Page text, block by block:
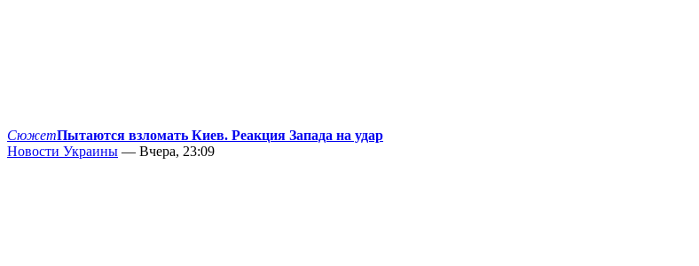
СюжетПытаются взломать Киев. Реакция Запада на удар
Новости Украины — Вчера, 23:09